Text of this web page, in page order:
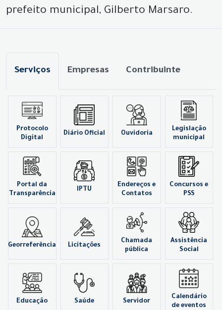
prefeito municipal, Gilberto Marsaro.
Serviços Empresas Contribuinte
Protocolo
Digital
Diário Oficial Ouvidoria
Legislação
municipal
Portal da
Transparência
IPTU
Endereços e
Contatos
Concursos e
PSS
Georreferência Licitações
Chamada
pública
Assistência
Social
Educação Saúde Servidor
Calendário
de eventos